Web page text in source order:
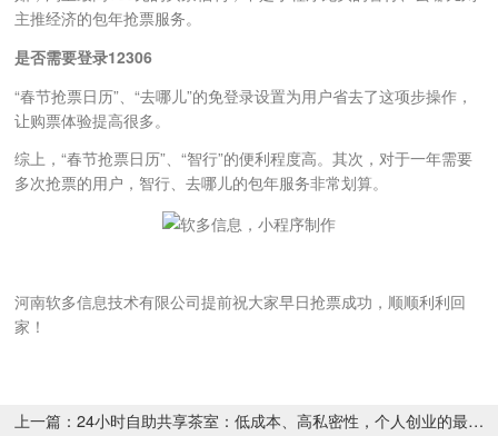
主推经济的包年抢票服务。
是否需要登录12306
“春节抢票日历”、“去哪儿”的免登录设置为用户省去了这项步操作，
让购票体验提高很多。
综上，“春节抢票日历”、“智行”的便利程度高。其次，对于一年需要
多次抢票的用户，智行、去哪儿的包年服务非常划算。
河南软多信息技术有限公司提前祝大家早日抢票成功，顺顺利利回
家！
上一篇：24小时自助共享茶室：低成本、高私密性，个人创业的最佳选择